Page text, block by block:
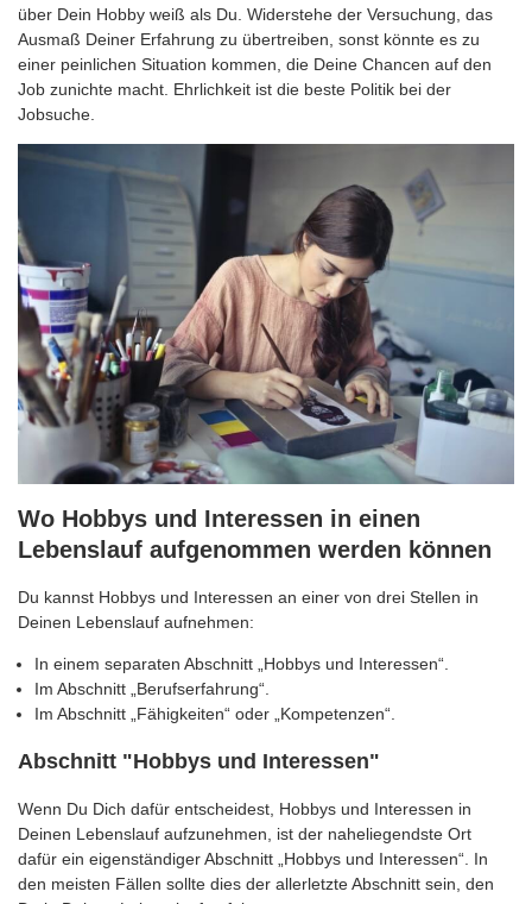
über Dein Hobby weiß als Du. Widerstehe der Versuchung, das
Ausmaß Deiner Erfahrung zu übertreiben, sonst könnte es zu
einer peinlichen Situation kommen, die Deine Chancen auf den
Job zunichte macht. Ehrlichkeit ist die beste Politik bei der
Jobsuche.
Wo Hobbys und Interessen in einen
Lebenslauf aufgenommen werden können
Du kannst Hobbys und Interessen an einer von drei Stellen in
Deinen Lebenslauf aufnehmen:
In einem separaten Abschnitt „Hobbys und Interessen“.
Im Abschnitt „Berufserfahrung“.
Im Abschnitt „Fähigkeiten“ oder „Kompetenzen“.
Abschnitt "Hobbys und Interessen"
Wenn Du Dich dafür entscheidest, Hobbys und Interessen in
Deinen Lebenslauf aufzunehmen, ist der naheliegendste Ort
dafür ein eigenständiger Abschnitt „Hobbys und Interessen“. In
den meisten Fällen sollte dies der allerletzte Abschnitt sein, den